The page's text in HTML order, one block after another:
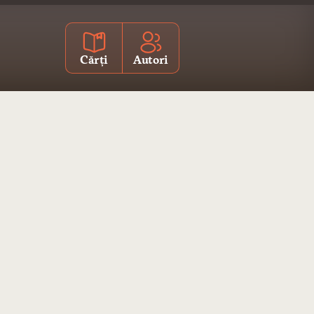
Cărți Autori